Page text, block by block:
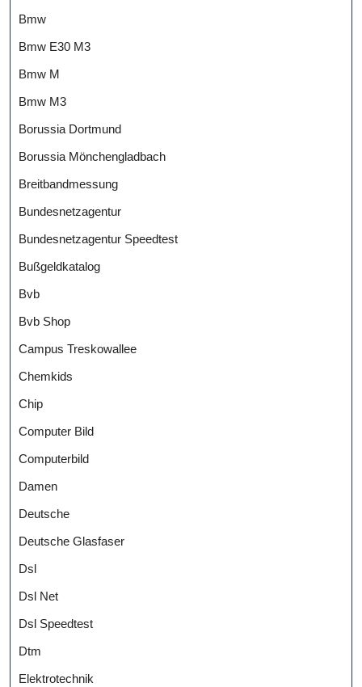
Bmw
Bmw E30 M3
Bmw M
Bmw M3
Borussia Dortmund
Borussia Mönchengladbach
Breitbandmessung
Bundesnetzagentur
Bundesnetzagentur Speedtest
Bußgeldkatalog
Bvb
Bvb Shop
Campus Treskowallee
Chemkids
Chip
Computer Bild
Computerbild
Damen
Deutsche
Deutsche Glasfaser
Dsl
Dsl Net
Dsl Speedtest
Dtm
Elektrotechnik